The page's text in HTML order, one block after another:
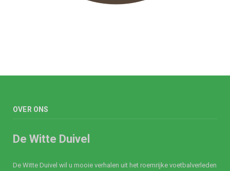
OVER ONS
De Witte Duivel
De Witte Duivel wil u mooie verhalen uit het roemrijke voetbalverleden